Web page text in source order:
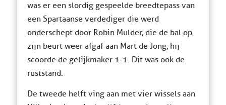
was er een slordig gespeelde breedtepass van
een Spartaanse verdediger die werd
onderschept door Robin Mulder, die de bal op
zijn beurt weer afgaf aan Mart de Jong, hij
scoorde de gelijkmaker 1-1. Dit was ook de
ruststand.
De tweede helft ving aan met vier wissels aan